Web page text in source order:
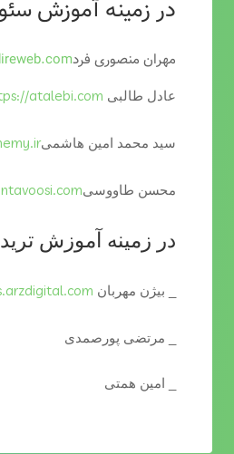
در زمینه آموزش
مهران منصوری فرد
عادل طالبی atalebi.com
سید محمد امین هاشمی
محسن طاووسی
در زمینه آموزش ترید
_ بیژن مهربان
_ مرتضی پورصمدی
_ امین همتی